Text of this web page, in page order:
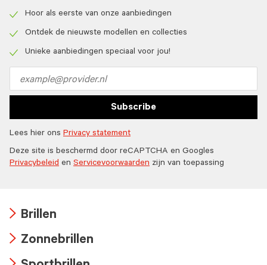
icon
Hoor als eerste van onze aanbiedingen
icon
Ontdek de nieuwste modellen en collecties
Unieke aanbiedingen speciaal voor jou!
address
Subscribe
Lees hier ons Privacy statement
Deze site is beschermd door reCAPTCHA en Googles
Privacybeleid en Servicevoorwaarden zijn van toepassing
icon
Brillen
Zonnebrillen